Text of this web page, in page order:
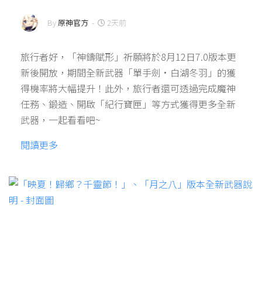
By原神官方 - 2天前
旅行者好，「神鑄賦形」祈願將於8月12日7.0版本更
新後開放，期間全新武器「單手劍·白湖冬羽」的獲
得機率將大幅提升！此外，旅行者還可透過完成魔神
任務、鍛造、開啟「紀行寶匣」等方式獲得更多全新
武器，一起看看吧~
閱讀更多